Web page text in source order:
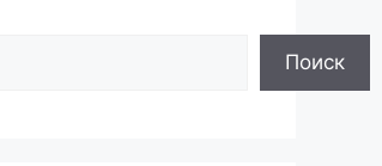
Поиск